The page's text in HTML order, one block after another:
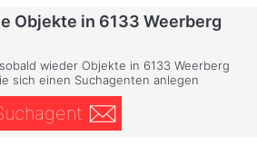
Objekte in 6133 Weerberg
wieder Objekte in 6133 Weerberg
sich einen Suchagenten anlegen